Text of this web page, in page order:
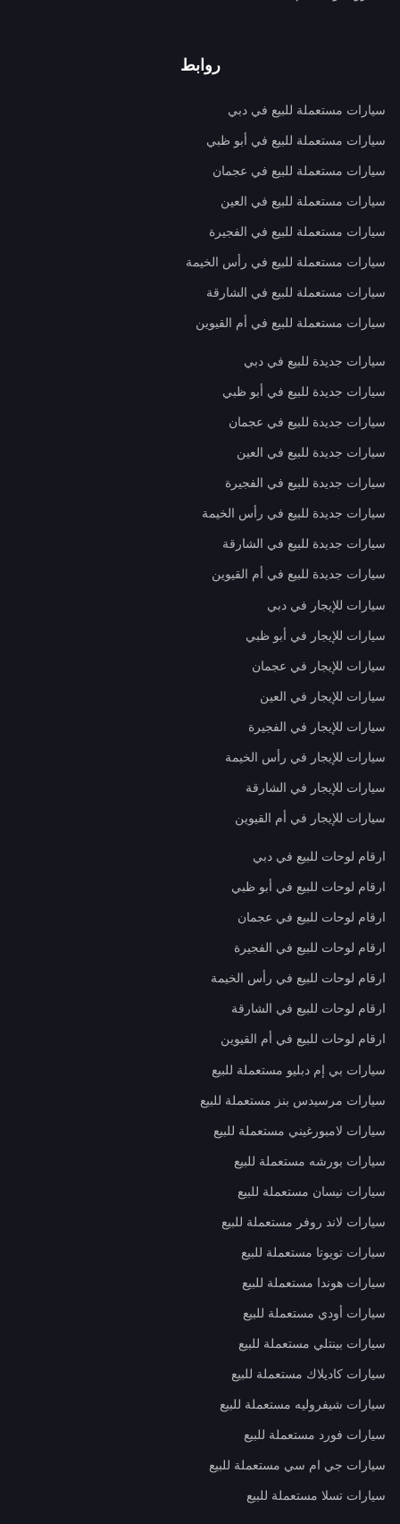
روابط
سيارات مستعملة للبيع في دبي
سيارات مستعملة للبيع في أبو ظبي
سيارات مستعملة للبيع في عجمان
سيارات مستعملة للبيع في العين
سيارات مستعملة للبيع في الفجيرة
سيارات مستعملة للبيع في رأس الخيمة
سيارات مستعملة للبيع في الشارقة
سيارات مستعملة للبيع في أم القيوين
سيارات جديدة للبيع في دبي
سيارات جديدة للبيع في أبو ظبي
سيارات جديدة للبيع في عجمان
سيارات جديدة للبيع في العين
سيارات جديدة للبيع في الفجيرة
سيارات جديدة للبيع في رأس الخيمة
سيارات جديدة للبيع في الشارقة
سيارات جديدة للبيع في أم القيوين
سيارات للإيجار في دبي
سيارات للإيجار في أبو ظبي
سيارات للإيجار في عجمان
سيارات للإيجار في العين
سيارات للإيجار في الفجيرة
سيارات للإيجار في رأس الخيمة
سيارات للإيجار في الشارقة
سيارات للإيجار في أم القيوين
ارقام لوحات للبيع في دبي
ارقام لوحات للبيع في أبو ظبي
ارقام لوحات للبيع في عجمان
ارقام لوحات للبيع في الفجيرة
ارقام لوحات للبيع في رأس الخيمة
ارقام لوحات للبيع في الشارقة
ارقام لوحات للبيع في أم القيوين
سيارات بي إم دبليو مستعملة للبيع
سيارات مرسيدس بنز مستعملة للبيع
سيارات لامبورغيني مستعملة للبيع
سيارات بورشه مستعملة للبيع
سيارات نيسان مستعملة للبيع
سيارات لاند روفر مستعملة للبيع
سيارات تويوتا مستعملة للبيع
سيارات هوندا مستعملة للبيع
سيارات أودي مستعملة للبيع
سيارات بينتلي مستعملة للبيع
سيارات كاديلاك مستعملة للبيع
سيارات شيفروليه مستعملة للبيع
سيارات فورد مستعملة للبيع
سيارات جي ام سي مستعملة للبيع
سيارات تسلا مستعملة للبيع